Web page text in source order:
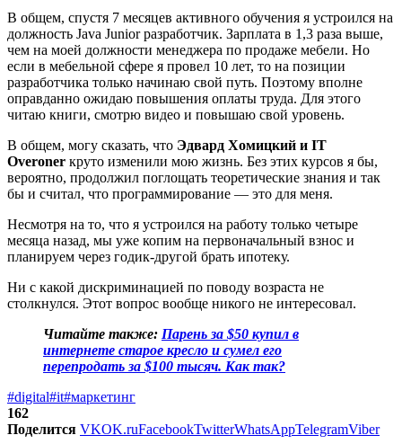
В общем, спустя 7 месяцев активного обучения я устроился на
должность Java Junior разработчик. Зарплата в 1,3 раза выше,
чем на моей должности менеджера по продаже мебели. Но
если в мебельной сфере я провел 10 лет, то на позиции
разработчика только начинаю свой путь. Поэтому вполне
оправданно ожидаю повышения оплаты труда. Для этого
читаю книги, смотрю видео и повышаю свой уровень.
В общем, могу сказать, что Эдвард Хомицкий и IT
Overoner круто изменили мою жизнь. Без этих курсов я бы,
вероятно, продолжил поглощать теоретические знания и так
бы и считал, что программирование — это для меня.
Несмотря на то, что я устроился на работу только четыре
месяца назад, мы уже копим на первоначальный взнос и
планируем через годик-другой брать ипотеку.
Ни с какой дискриминацией по поводу возраста не
столкнулся. Этот вопрос вообще никого не интересовал.
Читайте также: Парень за $50 купил в
интернете старое кресло и сумел его
перепродать за $100 тысяч. Как так?
#digital#it#маркетинг
162
Поделится VKOK.ruFacebookTwitterWhatsAppTelegramViber